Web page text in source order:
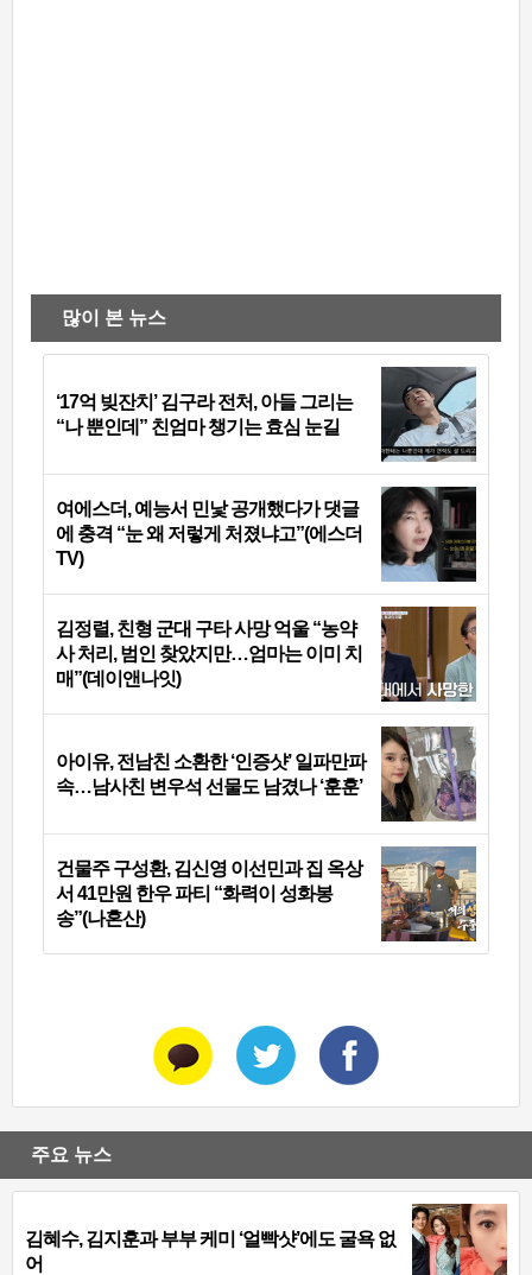
많이 본 뉴스
‘17억 빚잔치’ 김구라 전처, 아들 그리는
“나 뿐인데” 친엄마 챙기는 효심 눈길
여에스더, 예능서 민낯 공개했다가 댓글
에 충격 “눈 왜 저렇게 처졌냐고”(에스더
TV)
김정렬, 친형 군대 구타 사망 억울 “농약
사 처리, 범인 찾았지만…엄마는 이미 치
매”(데이앤나잇)
아이유, 전남친 소환한 ‘인증샷’ 일파만파
속…남사친 변우석 선물도 남겼나 ‘훈훈’
건물주 구성환, 김신영 이선민과 집 옥상
서 41만원 한우 파티 “화력이 성화봉
송”(나혼산)
주요 뉴스
김혜수, 김지훈과 부부 케미 ‘얼빡샷’에도 굴욕 없
어